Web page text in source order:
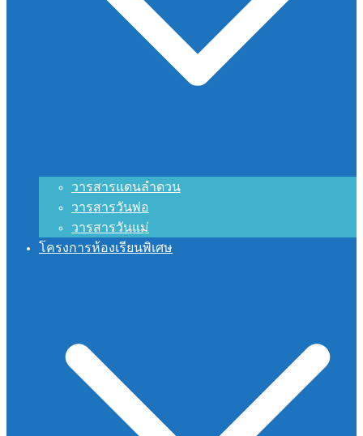
วารสารแดนลำดวน
วารสารวันพ่อ
วารสารวันแม่
โครงการห้องเรียนพิเศษ